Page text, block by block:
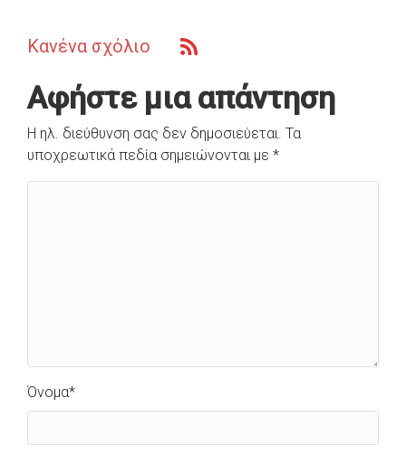
Κανένα σχόλιο
Αφήστε μια απάντηση
Η ηλ. διεύθυνση σας δεν δημοσιεύεται. Τα
υποχρεωτικά πεδία σημειώνονται με *
Όνομα*